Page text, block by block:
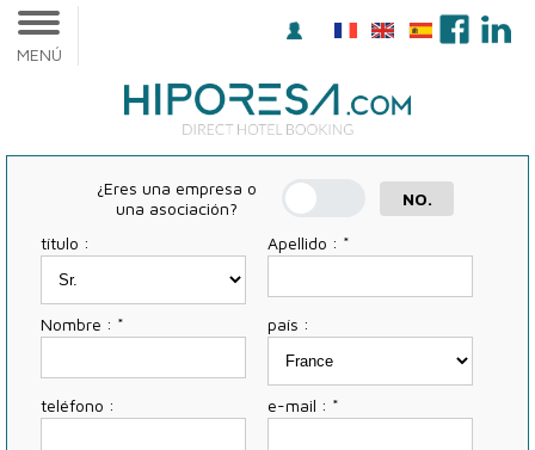
MENÚ
¿Eres una empresa o
una asociación?
NO.
título : Apellido : *
Nombre : * país :
teléfono : e-mail : *